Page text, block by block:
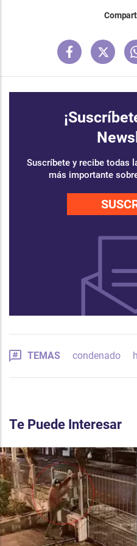
Suscríbete y recibe todas
más importante
TEMAS condenado
Te Puede Interesar